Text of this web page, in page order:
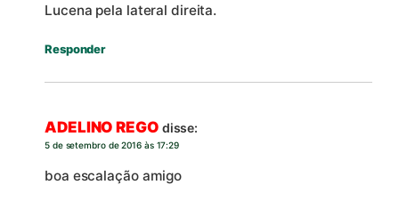
Lucena pela lateral direita.
Responder
ADELINO REGO disse:
5 de setembro de 2016 às 17:29
boa escalação amigo